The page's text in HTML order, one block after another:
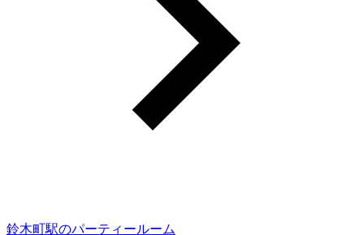
鈴木町駅のパーティールーム